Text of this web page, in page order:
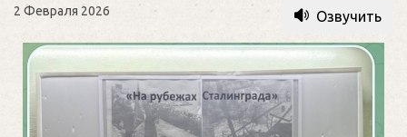
2 Февраля 2026 Озвучить